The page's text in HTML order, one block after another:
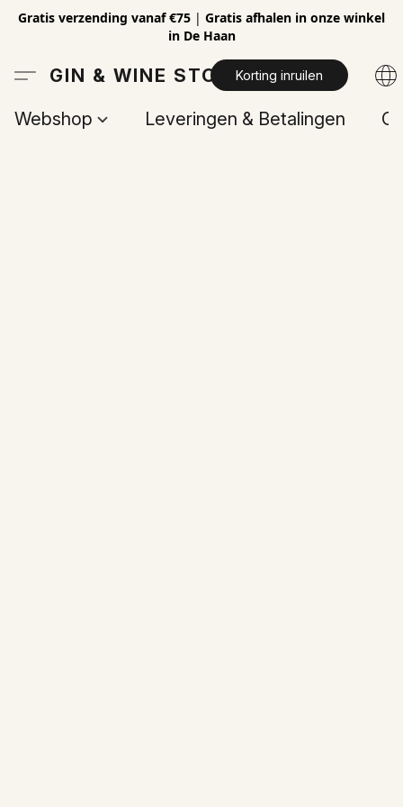
Gratis verzending vanaf €75 | Gratis afhalen in onze winkel
in De Haan
GIN & WINE STOREKorting inruilen
Webshop Leveringen & Betalingen